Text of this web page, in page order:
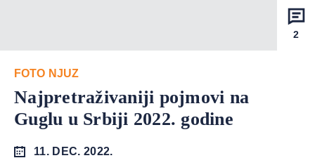
2
FOTO NJUZ
Najpretraživaniji pojmovi na
Guglu u Srbiji 2022. godine
11. DEC. 2022.